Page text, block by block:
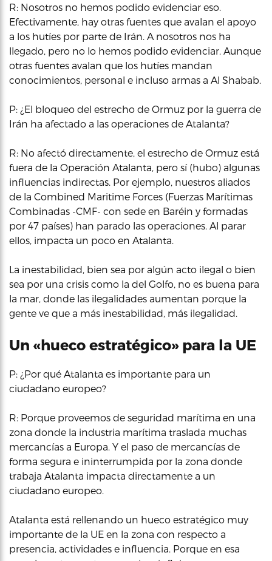
R: Nosotros no hemos podido evidenciar eso.
Efectivamente, hay otras fuentes que avalan el apoyo
a los hutíes por parte de Irán. A nosotros nos ha
llegado, pero no lo hemos podido evidenciar. Aunque
otras fuentes avalan que los hutíes mandan
conocimientos, personal e incluso armas a Al Shabab.
P: ¿El bloqueo del estrecho de Ormuz por la guerra de
Irán ha afectado a las operaciones de Atalanta?
R: No afectó directamente, el estrecho de Ormuz está
fuera de la Operación Atalanta, pero sí (hubo) algunas
influencias indirectas. Por ejemplo, nuestros aliados
de la Combined Maritime Forces (Fuerzas Marítimas
Combinadas -CMF- con sede en Baréin y formadas
por 47 países) han parado las operaciones. Al parar
ellos, impacta un poco en Atalanta.
La inestabilidad, bien sea por algún acto ilegal o bien
sea por una crisis como la del Golfo, no es buena para
la mar, donde las ilegalidades aumentan porque la
gente ve que a más inestabilidad, más ilegalidad.
Un «hueco estratégico» para la UE
P: ¿Por qué Atalanta es importante para un
ciudadano europeo?
R: Porque proveemos de seguridad marítima en una
zona donde la industria marítima traslada muchas
mercancías a Europa. Y el paso de mercancías de
forma segura e ininterrumpida por la zona donde
trabaja Atalanta impacta directamente a un
ciudadano europeo.
Atalanta está rellenando un hueco estratégico muy
importante de la UE en la zona con respecto a
presencia, actividades e influencia. Porque en esa